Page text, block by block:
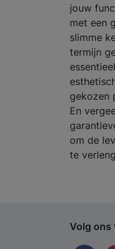
jouw
met een
slimme
termijn
gekozen
En
om de
te
Volg ons